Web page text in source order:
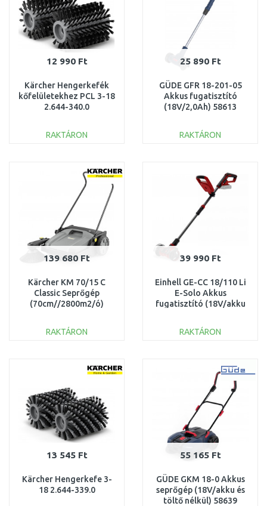
12 990 Ft
Kärcher Hengerkefék
kőfelületekhez PCL 3-18
2.644-340.0
RAKTÁRON
Összehasonlítás
25 890 Ft
GÜDE GFR 18-201-05
Akkus fugatisztító
(18V/2,0Ah) 58613
RAKTÁRON
Összehasonlítás
139 680 Ft
Kärcher KM 70/15 C
Classic Seprőgép
(70cm//2800m2/ó)
RAKTÁRON
Összehasonlítás
39 990 Ft
Einhell GE-CC 18/110 Li
E-Solo Akkus
fugatisztító (18V/akku
RAKTÁRON
Összehasonlítás
13 545 Ft
Kärcher Hengerkefe 3-
18 2.644-339.0
55 165 Ft
GÜDE GKM 18-0 Akkus
seprőgép (18V/akku és
töltő nélkül) 58639